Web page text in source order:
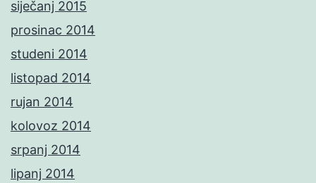
siječanj 2015
prosinac 2014
studeni 2014
listopad 2014
rujan 2014
kolovoz 2014
srpanj 2014
lipanj 2014